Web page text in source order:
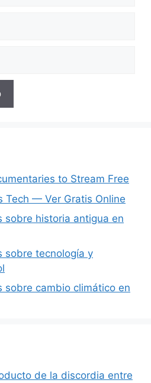
to Stream Free
Tech — Ver Gratis Online
sobre historia antigua en
sobre tecnología y
sobre cambio climático en
de la discordia entre